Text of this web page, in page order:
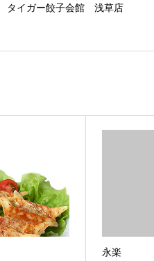
タイガー餃子会館 浅草店
永楽